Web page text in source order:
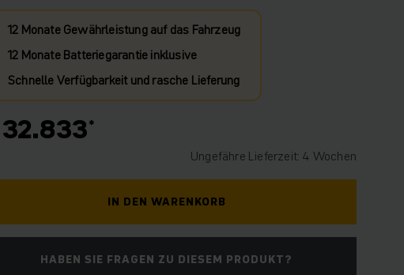
12 Monate Gewährleistung auf das Fahrzeug
12 Monate Batteriegarantie inklusive
Schnelle Verfügbarkeit und rasche Lieferung
Ungefähre Lieferzeit: 4 Wochen
IN DEN WARENKORB
HABEN SIE FRAGEN ZU DIESEM PRODUKT?